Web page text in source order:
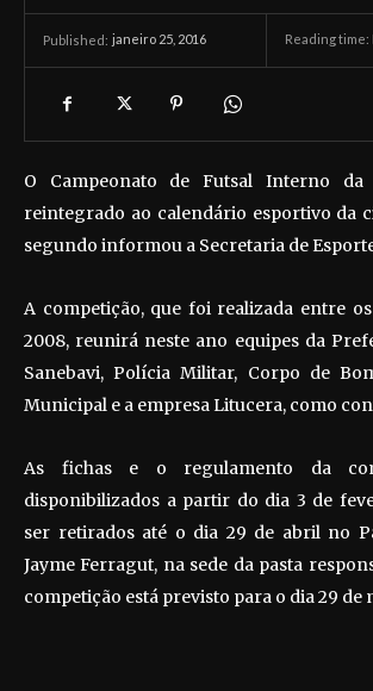
Published: janeiro 25, 2016 Reading time:
O Campeonato de Futsal Interno da
reintegrado ao calendário esportivo da
segundo informou a Secretaria de
A competição, que foi realizada entre
2008, reunirá neste ano equipes da
Sanebavi, Polícia Militar, Corpo de
Municipal e a empresa Litucera, como
As fichas e o regulamento da
disponibilizados a partir do dia 3 de
ser retirados até o dia 29 de abril no
Jayme Ferragut, na sede da pasta
competição está previsto para o dia 29 de